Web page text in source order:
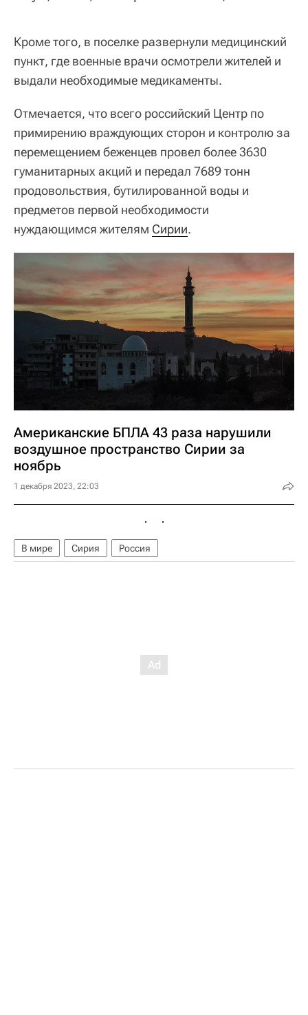
Кроме того, в поселке развернули медицинский
пункт, где военные врачи осмотрели жителей и
выдали необходимые медикаменты.
Отмечается, что всего российский Центр по
примирению враждующих сторон и контролю за
перемещением беженцев провел более 3630
гуманитарных акций и передал 7689 тонн
продовольствия, бутилированной воды и
предметов первой необходимости
нуждающимся жителям Сирии.
Американские БПЛА 43 раза нарушили
воздушное пространство Сирии за
ноябрь
1 декабря 2023, 22:03
В мире Сирия Россия